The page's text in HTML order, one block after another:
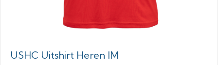
USHC Uitshirt Heren IM